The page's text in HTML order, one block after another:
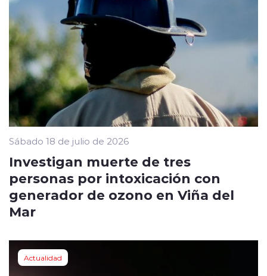
Sábado 18 de julio de 2026
Investigan muerte de tres
personas por intoxicación con
generador de ozono en Viña del
Mar
Actualidad